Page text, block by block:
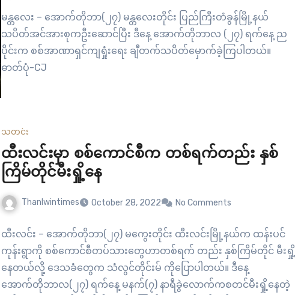
မန္တလေး – အောက်တိုဘာ(၂၇) မန္တလေးတိုင်း ပြည်ကြီးတံခွန်မြို့နယ်
သပိတ်အင်အားစုကဦးဆောင်ပြီး ဒီနေ့ အောက်တိုဘာလ (၂၇) ရက်နေ့ ည
ပိုင်းက စစ်အာဏာရှင်ကျရှုံးရေး ချီတက်သပိတ်မှောက်ခဲ့ကြပါတယ်။
ဓာတ်ပုံ-CJ
သတင်း
ထီးလင်းမှာ စစ်ကောင်စီက တစ်ရက်တည်း နှစ်
ကြိမ်တိုင်မီးရှို့နေ
Thanlwintimes October 28, 2022 No Comments
ထီးလင်း – အောက်တိုဘာ(၂၇) မကွေးတိုင်း ထီးလင်းမြို့နယ်က ထန်းပင်
ကုန်းရွာကို စစ်ကောင်စီတပ်သားတွေဟာတစ်ရက် တည်း နှစ်ကြိမ်တိုင် မီးရှို့
နေတယ်လို့ ဒေသခံတွေက သံလွင်တိုင်းမ် ကိုပြောပါတယ်။ ဒီနေ့
အောက်တိုဘာလ(၂၇) ရက်နေ့ မနက်(၇) နာရီခွဲလောက်ကစတင်မီးရှို့နေတဲ့